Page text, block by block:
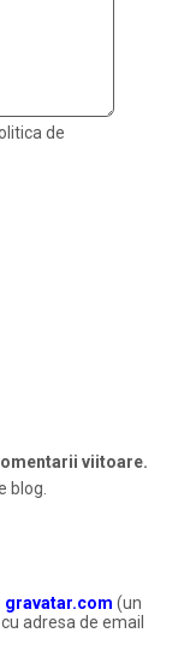
de
viitoare.
blog.
gravatar.com (un
adresa de email